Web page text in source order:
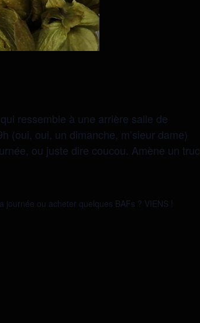
ressemble à une arrière salle de
(oui, oui, un dimanche, m’sieur dame)
ou juste dire coucou. Amène un truc
ou acheter quelques BAFs ? VIENS !